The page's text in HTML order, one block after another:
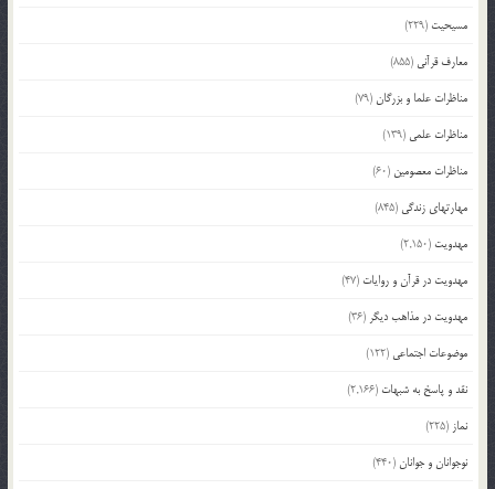
مسیحیت (229)
معارف قرآنی (855)
مناظرات علما و بزرگان (79)
مناظرات علمی (139)
مناظرات معصومین (60)
مهارتهای زندگی (845)
مهدویت (2,150)
مهدویت در قرآن و روایات (47)
مهدویت در مذاهب دیگر (36)
موضوعات اجتماعی (122)
نقد و پاسخ به شبهات (2,166)
نماز (225)
نوجوانان و جوانان (440)